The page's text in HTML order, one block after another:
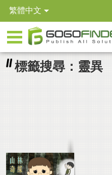
繁體中文
標籤搜尋：靈異